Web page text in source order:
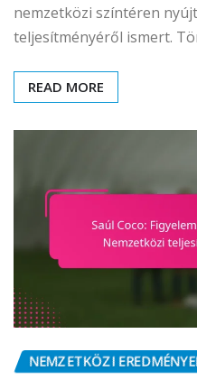
nemzetközi színtéren
teljesítményéről ismert.
READ MORE
NEMZETKÖZI